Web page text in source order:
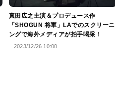
真田広之主演＆プロデュース作
「SHOGUN 将軍」LAでのスクリーニ
ングで海外メディアが拍手喝采！
2023/12/26 10:00